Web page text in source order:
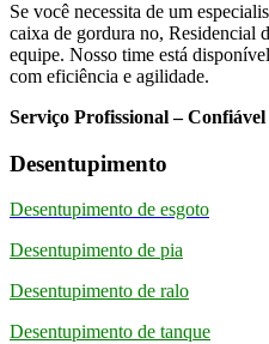
Se você necessita de um
caixa de gordura no, Residencial
equipe. Nosso time está
com eficiência e agilidade.
Serviço Profissional – Confiável
Desentupimento
Desentupimento de esgoto
Desentupimento de pia
Desentupimento de ralo
Desentupimento de tanque